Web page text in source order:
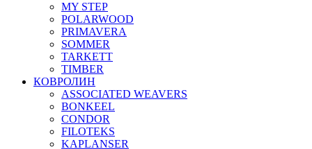
MY STEP
POLARWOOD
PRIMAVERA
SOMMER
TARKETT
TIMBER
КОВРОЛИН
ASSOCIATED WEAVERS
BONKEEL
CONDOR
FILOTEKS
KAPLANSER